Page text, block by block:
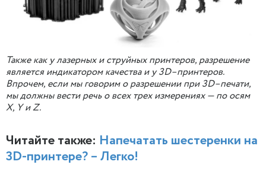
Также как у лазерных и струйных принтеров, разрешение
является индикатором качества и у 3D–принтеров.
Впрочем, если мы говорим о разрешении при 3D–печати,
мы должны вести речь о всех трех измерениях — по осям
X, Y и Z.
Читайте также: Напечатать шестеренки на
3D-принтере? – Легко!